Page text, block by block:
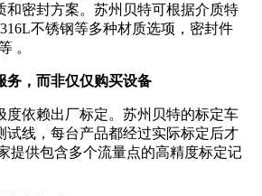
和密封方案。苏州贝特可根据介质特
不锈钢等多种材质选项，密封件
。
务，而非仅仅购买设备
度依赖出厂标定。苏州贝特的标定车
试线，每台产品都经过实际标定后才
提供包含多个流量点的高精度标定记